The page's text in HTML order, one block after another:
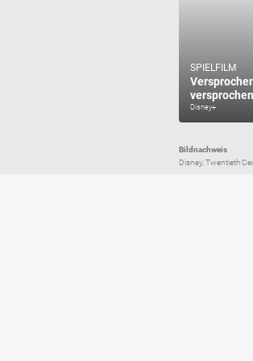
SPIELFILM
Disney+
Bildnachweis
Disney, Twentieth